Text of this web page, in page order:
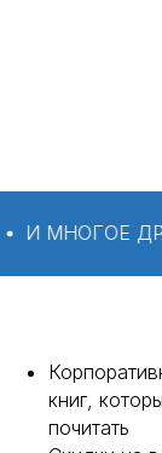
ДРУГОЕ
книг,
почитать